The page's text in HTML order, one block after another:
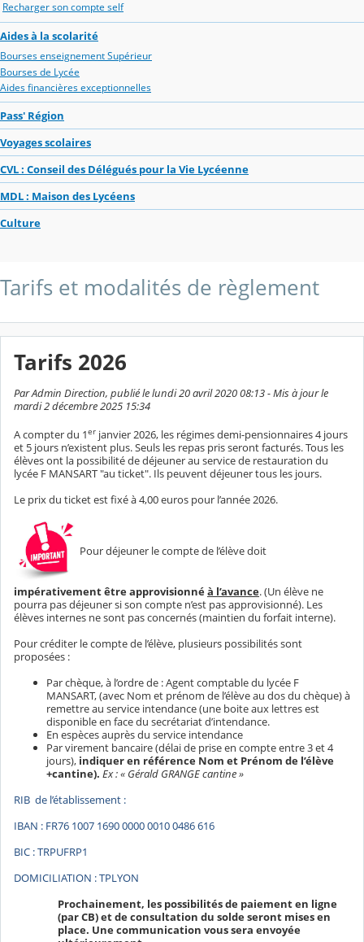
Recharger son compte self
Aides à la scolarité
Bourses enseignement Supérieur
Bourses de Lycée
Aides financières exceptionnelles
Pass' Région
Voyages scolaires
CVL : Conseil des Délégués pour la Vie Lycéenne
MDL : Maison des Lycéens
Culture
Tarifs et modalités de règlement
Tarifs 2026
Par Admin Direction, publié le lundi 20 avril 2020 08:13 - Mis à jour le
mardi 2 décembre 2025 15:34
A compter du 1er janvier 2026, les régimes demi-pensionnaires 4 jours
et 5 jours n’existent plus. Seuls les repas pris seront facturés. Tous les
élèves ont la possibilité de déjeuner au service de restauration du
lycée F MANSART "au ticket". Ils peuvent déjeuner tous les jours.
Le prix du ticket est fixé à 4,00 euros pour l’année 2026.
Pour déjeuner le compte de l’élève doit
impérativement être approvisionnéà l’avance. (Un élève ne
pourra pas déjeuner si son compte n’est pas approvisionné). Les
élèves internes ne sont pas concernés (maintien du forfait interne).
Pour créditer le compte de l’élève, plusieurs possibilités sont
proposées :
Par chèque, à l’ordre de : Agent comptable du lycée F
MANSART, (avec Nom et prénom de l’élève au dos du chèque) à
remettre au service intendance (une boite aux lettres est
disponible en face du secrétariat d’intendance.
En espèces auprès du service intendance
Par virement bancaire (délai de prise en compte entre 3 et 4
jours), indiquer en référence Nom et Prénom de l’élève
+cantine). Ex : « Gérald GRANGE cantine »
RIB de l’établissement :
IBAN : FR76 1007 1690 0000 0010 0486 616
BIC : TRPUFRP1
DOMICILIATION : TPLYON
Prochainement, les possibilités de paiement en ligne
(par CB) et de consultation du solde seront mises en
place. Une communication vous sera envoyée